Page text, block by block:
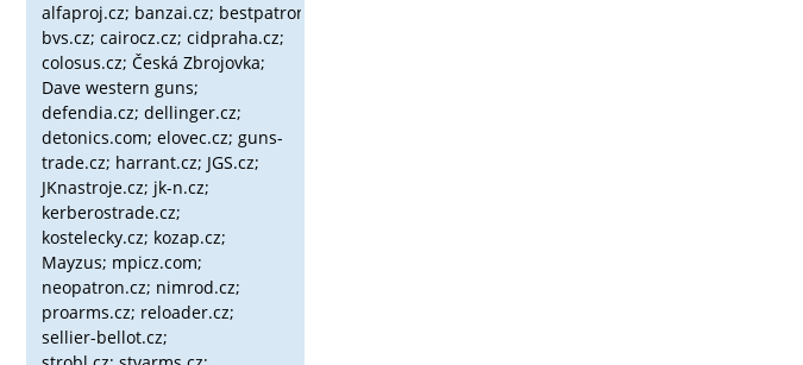
alfaproj.cz; banzai.cz; bestpatron.eu;
bvs.cz; cairocz.cz; cidpraha.cz;
colosus.cz; Česká Zbrojovka;
Dave western guns;
defendia.cz; dellinger.cz;
detonics.com; elovec.cz; guns-
trade.cz; harrant.cz; JGS.cz;
JKnastroje.cz; jk-n.cz;
kerberostrade.cz;
kostelecky.cz; kozap.cz;
Mayzus; mpicz.com;
neopatron.cz; nimrod.cz;
proarms.cz; reloader.cz;
sellier-bellot.cz;